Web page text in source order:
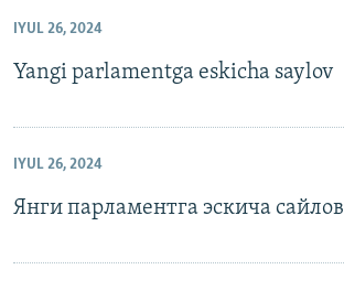
IYUL 26, 2024
Yangi parlamentga eskicha saylov
IYUL 26, 2024
Янги парламентга эскича сайлов